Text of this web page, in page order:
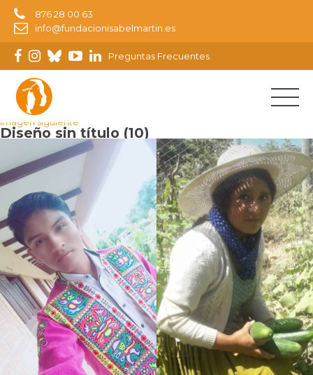
876 28 00 63
info@fundacionisabelmartin.es
Preguntas Frecuentes
Imagen anterior
Imagen siguiente
Diseño sin título (10)